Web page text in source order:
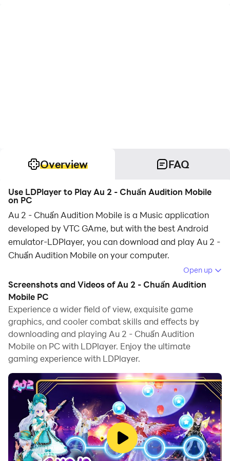
Overview FAQ
Use LDPlayer to Play Au 2 - Chuẩn Audition Mobile
on PC
Au 2 - Chuẩn Audition Mobile is a Music application
developed by VTC GAme, but with the best Android
emulator-LDPlayer, you can download and play Au 2 -
Chuẩn Audition Mobile on your computer.
computer allows you to browse clearly on a large
screen, and controlling the application with a mouse
and keyboard is much faster than using touchscreen,
all while never having to worry about device battery
issues.
With multi-instance and synchronization features, you
can even run multiple applications and accounts on
your PC.
And file sharing makes sharing images, videos, and
files incredibly easy.
Download Au 2 - Chuẩn Audition Mobile and run it on
Open up
Screenshots and Videos of Au 2 - Chuẩn Audition
Mobile PC
Experience a wider field of view, exquisite game
graphics, and cooler combat skills and effects by
downloading and playing Au 2 - Chuẩn Audition
Mobile on PC with LDPlayer. Enjoy the ultimate
gaming experience with LDPlayer.